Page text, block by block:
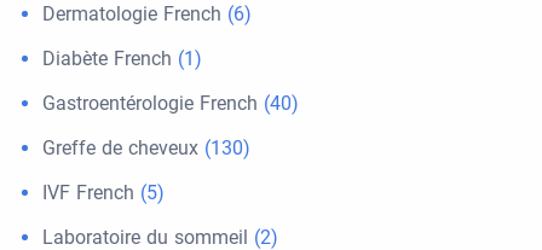
Dermatologie French (6)
Diabète French (1)
Gastroentérologie French (40)
Greffe de cheveux (130)
IVF French (5)
Laboratoire du sommeil (2)